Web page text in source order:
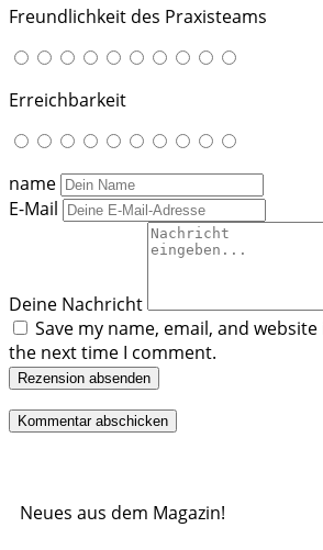
Freundlichkeit des Praxisteams
Erreichbarkeit
name
E-Mail
Deine Nachricht
Save my name, email, and
the next time I comment.
Rezension absenden
Neues aus dem Magazin!